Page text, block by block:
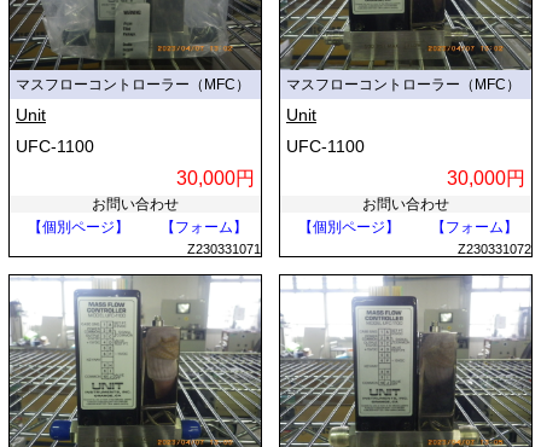
マスフローコントローラー（MFC）
Unit
UFC-1100
30,000円
お問い合わせ
【個別ページ】
【フォーム】
Z230331071
マスフローコントローラー（MFC）
Unit
UFC-1100
30,000円
お問い合わせ
【個別ページ】
【フォーム】
Z230331072